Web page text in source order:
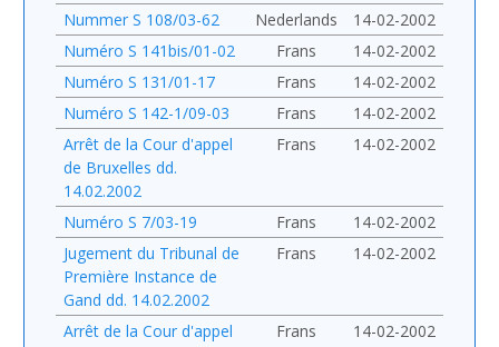
Nummer S 108/03-62 Nederlands
14-02-2002
Numéro S 141bis/01-02
Frans
14-02-2002
Numéro S 131/01-17
Frans
14-02-2002
Numéro S 142-1/09-03
Frans
14-02-2002
Arrêt de la Cour d'appel
de Bruxelles dd.
14.02.2002
Frans 14-02-2002
Numéro S 7/03-19 Frans
14-02-2002
Jugement du Tribunal de
Première Instance de
Gand dd. 14.02.2002
Frans 14-02-2002
Arrêt de la Cour d'appel
Frans 14-02-2002